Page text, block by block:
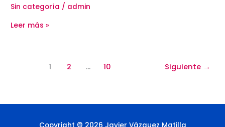
Sin categoría / admin
y
extinción
del
contrato
Leer más »
1 2 … 10 Siguiente →